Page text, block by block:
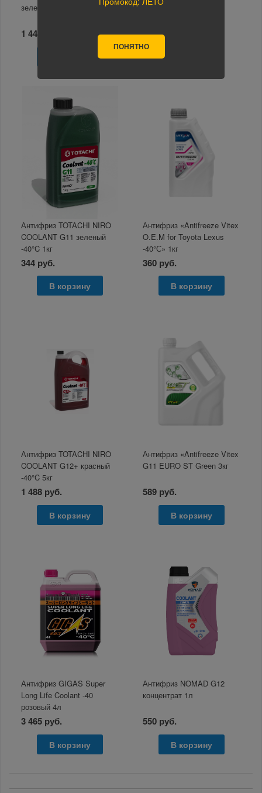
зеленый 5кг
1 443 руб.
канистра 3кг
620 руб.
Антифриз TOTACHI NIRO
COOLANT G11 зеленый
-40°C 1кг
344 руб.
В корзину
Антифриз «Antifreeze Vitex
O.E.M for Toyota Lexus
-40°С» 1кг
360 руб.
В корзину
Антифриз TOTACHI NIRO
COOLANT G12+ красный
-40°C 5кг
1 488 руб.
В корзину
Антифриз «Antifreeze Vitex
G11 EURO ST Green 3кг
589 руб.
В корзину
Антифриз GIGAS Super
Long Life Coolant -40
розовый 4л
3 465 руб.
В корзину
Антифриз NOMAD G12
концентрат 1л
550 руб.
В корзину
ПОНЯТНО